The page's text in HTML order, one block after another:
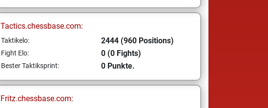
Tactics.chessbase.com:
Taktikelo: 2444 (960 Positions)
Fight Elo: 0 (0 Fights)
Bester Taktiksprint: 0 Punkte.
Fritz.chessbase.com: